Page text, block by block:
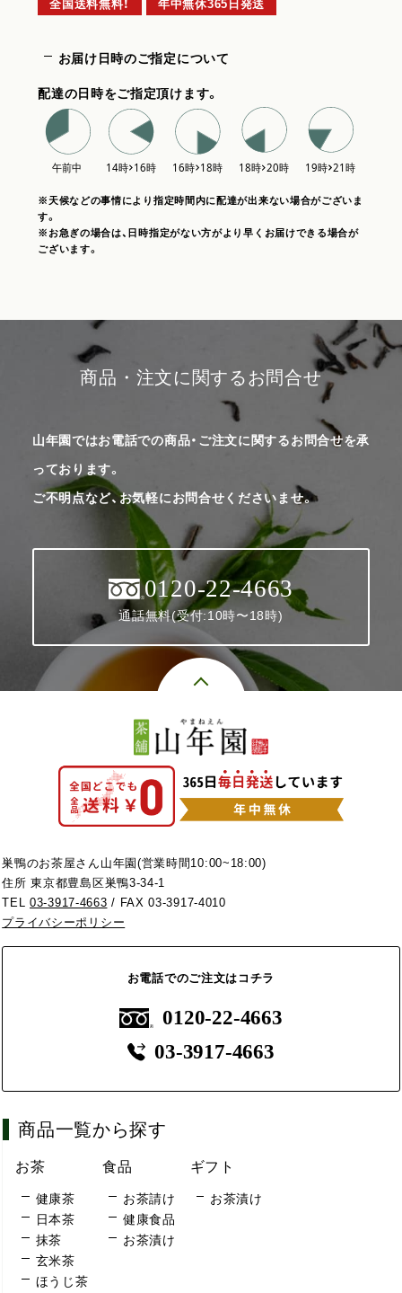
全国送料無料！ 年中無休365日発送
お届け日時のご指定について
配達の日時をご指定頂けます。
※天候などの事情により指定時間内に配達が出来ない場合がございま
す。
※お急ぎの場合は、日時指定がない方がより早くお届けできる場合が
ございます。
商品・注文に関するお問合せ
山年園ではお電話での商品・ご注文に関するお問合せを承
っております。
ご不明点など、お気軽にお問合せくださいませ。
0120-22-4663
通話無料(受付:10時〜18時)
巣鴨のお茶屋さん山年園(営業時間10:00~18:00)
住所 東京都豊島区巣鴨3-34-1
TEL03-3917-4663 / FAX 03-3917-4010
プライバシーポリシー
お電話でのご注文はコチラ
0120-22-4663
03-3917-4663
商品一覧から探す
お茶
健康茶
日本茶
抹茶
玄米茶
ほうじ茶
食品
お茶請け
健康食品
お茶漬け
ギフト
お茶漬け